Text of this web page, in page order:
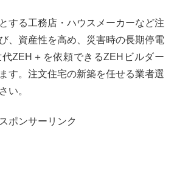
する工務店・ハウスメーカーなど注
、資産性を高め、災害時の長期停電
ZEH＋を依頼できるZEHビルダー
す。注文住宅の新築を任せる業者選
い。
スポンサーリンク